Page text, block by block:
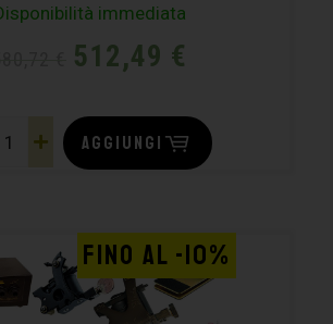
immediata
512,49 €
AGGIUNGI
FINO AL -10%